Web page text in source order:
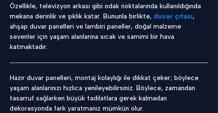
Özellikle, televizyon arkası gibi odak noktalarında kullanıldığında
mekana derinlik ve şıklık katar. Bununla birlikte, duvar çıtası,
ahşap duvar panelleri ve lambiri paneller, doğal malzeme
sevenler için yaşam alanlarına sıcak ve samimi bir hava
katmaktadır.
Hazır duvar panelleri, montaj kolaylığı ile dikkat çeker; böylece
yaşam alanlarınızı hızlıca yenileyebilirsiniz. Böylece, zamandan
tasarruf sağlarken büyük tadilatlara gerek kalmadan
dekorasyonda fark yaratmanız mümkün olur.